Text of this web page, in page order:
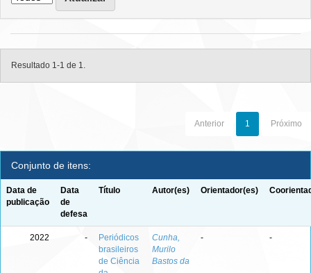
Resultado 1-1 de 1.
Anterior 1 Próximo
Conjunto de itens:
Data de
publicação
Data
de
defesa
Título Autor(es) Orientador(es)
2022 -
Periódicos
brasileiros
de Ciência
Cunha,
Murilo
Bastos da
- -